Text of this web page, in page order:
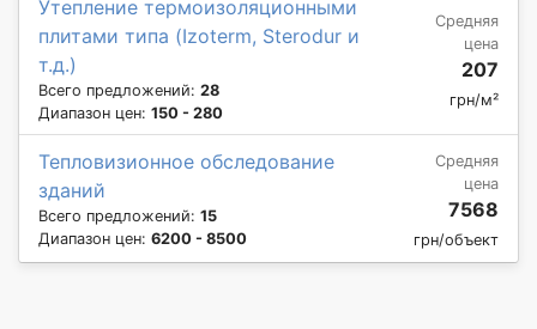
Утепление термоизоляционными
плитами типа (Izoterm, Sterodur и
т.д.)
Всего предложений: 28
Диапазон цен: 150 - 280
Средняя
цена
207
грн/м²
Тепловизионное обследование
зданий
Всего предложений: 15
Диапазон цен: 6200 - 8500
Средняя
цена
7568
грн/объект